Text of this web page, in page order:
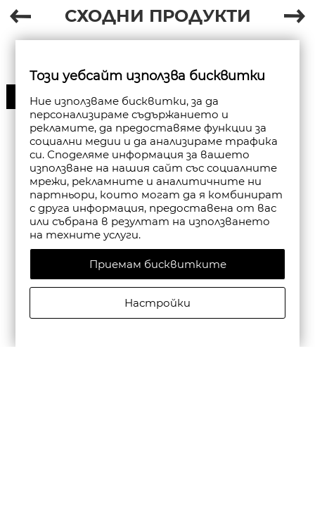
СХОДНИ ПРОДУКТИ
30%
Този уебсайт използва бисквитки
Ние използваме бисквитки, за да
персонализираме съдържанието и
рекламите, да предоставяме функции за
социални медии и да анализираме трафика
си. Споделяме информация за вашето
използване на нашия сайт със социалните
мрежи, рекламните и аналитичните ни
партньори, които могат да я комбинират
с друга информация, предоставена от вас
или събрана в резултат на използването
на техните услуги.
Приемам бисквитките
Настройки